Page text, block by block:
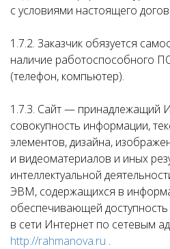
с условиями настоящего
1.7.2. Заказчик обязуется
наличие работоспособного
(телефон, компьютер).
1.7.3. Сайт — принадлежащий
совокупность информации,
элементов, дизайна,
и видеоматериалов и иных
интеллектуальной
ЭВМ, содержащихся в
обеспечивающей
в сети Интернет по сетевым
http://rahmanova.ru .